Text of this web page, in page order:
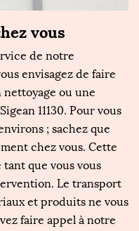
vous
de notre
envisagez de faire
ou une
11130. Pour vous
; sachez que
chez vous. Cette
que vous vous
Le transport
et produits ne vous
faire appel à notre